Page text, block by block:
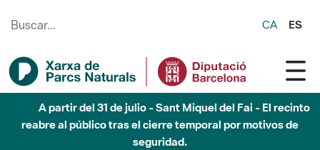
CA ES
Hasta diciembre de 2026 - Parque Fluvial Besós -
Afectaciones en el cauce del Parque Fluvial del Besòs debido
a obras de construcción de una pasarela sobre el río